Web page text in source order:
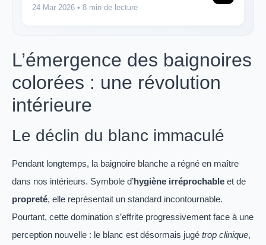
24 Mar 2026 • 8 min de lecture
L’émergence des baignoires
colorées : une révolution
intérieure
Le déclin du blanc immaculé
Pendant longtemps, la baignoire blanche a régné en maître
dans nos intérieurs. Symbole d’hygiène irréprochable et de
propreté, elle représentait un standard incontournable.
Pourtant, cette domination s’effrite progressivement face à une
perception nouvelle : le blanc est désormais jugé trop clinique,